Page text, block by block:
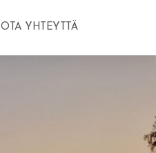
OTA YHTEYTTÄ